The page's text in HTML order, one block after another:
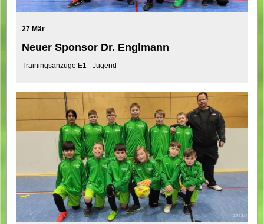
27 Mär
Neuer Sponsor Dr. Englmann
Trainingsanzüge E1 - Jugend